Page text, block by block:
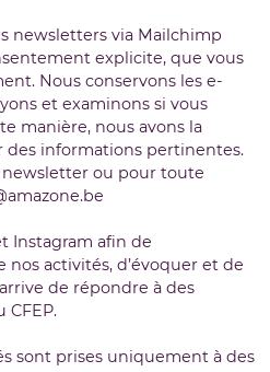
newsletters via Mailchimp
explicite, que vous
Nous conservons les e-
et examinons si vous
manière, nous avons la
des informations pertinentes.
ou pour toute
Instagram afin de
activités, d’évoquer et de
de répondre à des
CFEP.
sont prises uniquement à des